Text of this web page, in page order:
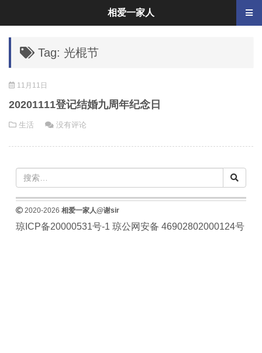
Tag: 光棍节
11月11日
20201111登记结婚九周年纪念日
生活 没有评论
2020-2026 相爱一家人@谢sir
琼ICP备20000531号-1 琼公网安备 46902802000124号
相爱一家人